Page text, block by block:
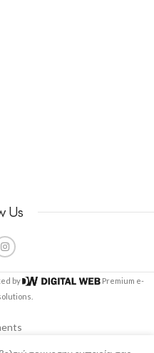
Us
by
Premium e-